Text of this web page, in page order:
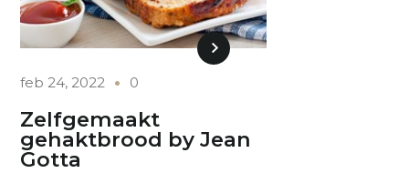
feb 24, 2022 0
Zelfgemaakt
gehaktbrood by Jean
Gotta